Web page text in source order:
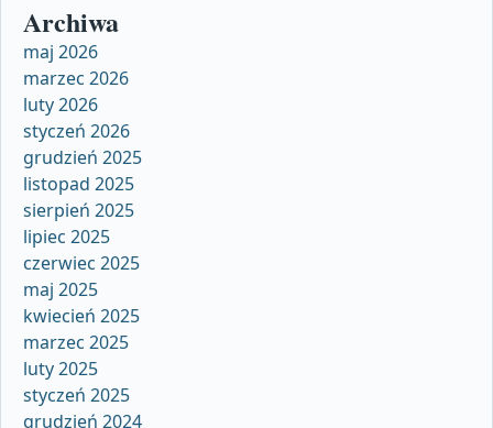
Archiwa
maj 2026
marzec 2026
luty 2026
styczeń 2026
grudzień 2025
listopad 2025
sierpień 2025
lipiec 2025
czerwiec 2025
maj 2025
kwiecień 2025
marzec 2025
luty 2025
styczeń 2025
grudzień 2024